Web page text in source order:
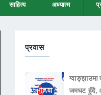
साहित्य अध्यात्म
प्रवास
जमघट हुँदै,